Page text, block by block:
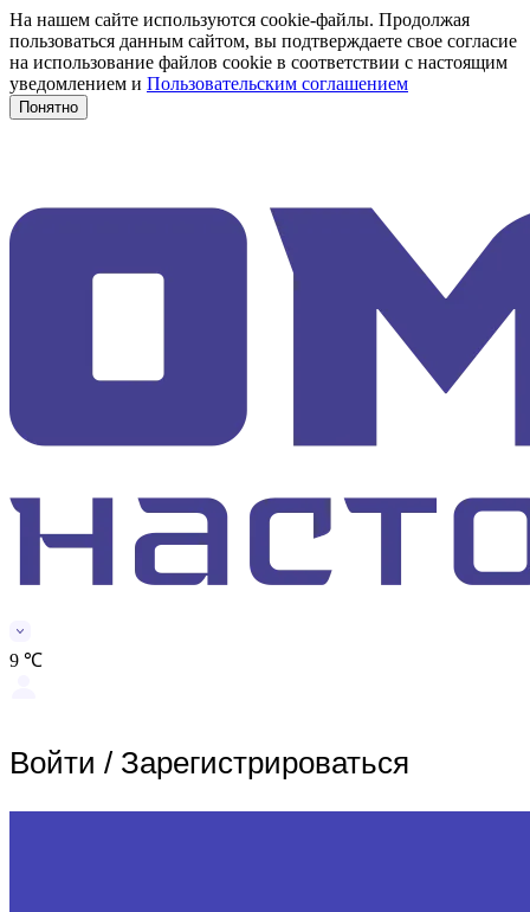
На нашем сайте используются cookie-файлы. Продолжая
пользоваться данным сайтом, вы подтверждаете свое согласие
на использование файлов cookie в соответствии с настоящим
уведомлением и Пользовательским соглашением
Понятно
9 ℃
Войти / Зарегистрироваться